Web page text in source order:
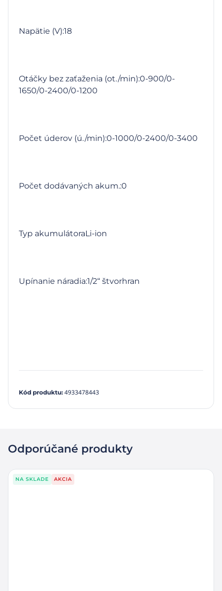
Napätie (V):18
Otáčky bez zaťaženia (ot./min):0-900/0-
1650/0-2400/0-1200
Počet úderov (ú./min):0-1000/0-2400/0-3400
Počet dodávaných akum.:0
Typ akumulátoraLi-ion
Upínanie náradia:1/2“ štvorhran
Kód produktu: 4933478443
Odporúčané produkty
NA SKLADE AKCIA